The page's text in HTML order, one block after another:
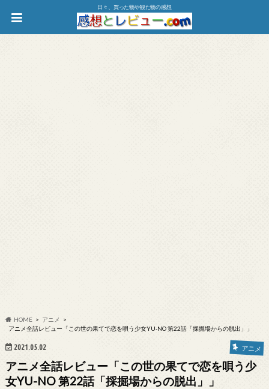
日々、買った物や観た物の感想
HOME
アニメ
アニメ全話レビュー「この世の果てで恋を唄う少女YU-NO 第22話「採掘場からの脱出」」
2021.05.02 アニメ
アニメ全話レビュー「この世の果てで恋を唄う少
女YU-NO 第22話「採掘場からの脱出」」